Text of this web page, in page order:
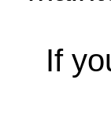
If